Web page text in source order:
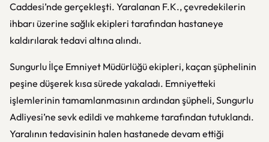
Caddesi’nde gerçekleşti. Yaralanan F.K., çevredekilerin
ihbarı üzerine sağlık ekipleri tarafından hastaneye
kaldırılarak tedavi altına alındı.
Sungurlu İlçe Emniyet Müdürlüğü ekipleri, kaçan şüphelinin
peşine düşerek kısa sürede yakaladı. Emniyetteki
işlemlerinin tamamlanmasının ardından şüpheli, Sungurlu
Adliyesi’ne sevk edildi ve mahkeme tarafından tutuklandı.
Yaralının tedavisinin halen hastanede devam ettiği